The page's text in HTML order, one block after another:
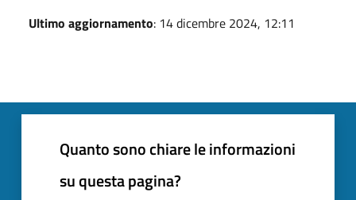
Ultimo aggiornamento: 14 dicembre 2024, 12:11
Quanto sono chiare le informazioni
su questa pagina?